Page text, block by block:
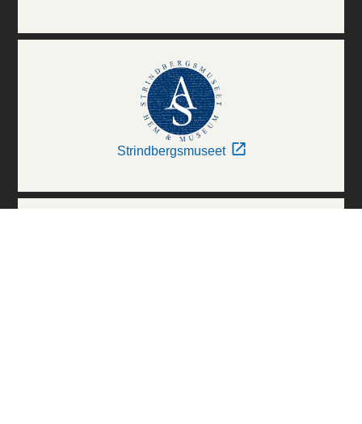
Strindbergsmuseet